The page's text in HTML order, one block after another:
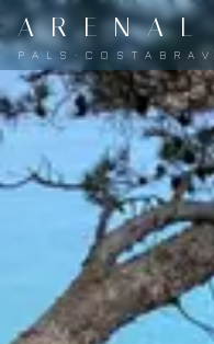
A R E N A L
P A L S · C O S T A B R A V